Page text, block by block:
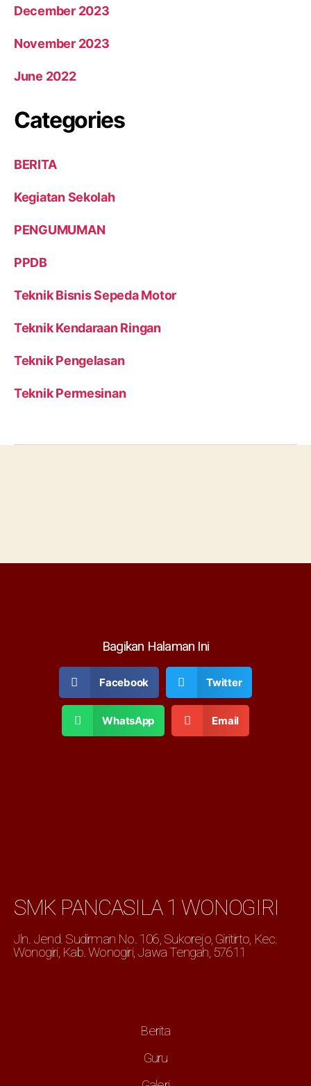
December 2023
November 2023
June 2022
Categories
BERITA
Kegiatan Sekolah
PENGUMUMAN
PPDB
Teknik Bisnis Sepeda Motor
Teknik Kendaraan Ringan
Teknik Pengelasan
Teknik Permesinan
Bagikan Halaman Ini
Facebook Twitter
WhatsApp Email
SMK PANCASILA 1 WONOGIRI
Jln. Jend. Sudirman No. 106, Sukorejo, Giritirto, Kec.
Wonogiri, Kab. Wonogiri, Jawa Tengah, 57611
Berita
Guru